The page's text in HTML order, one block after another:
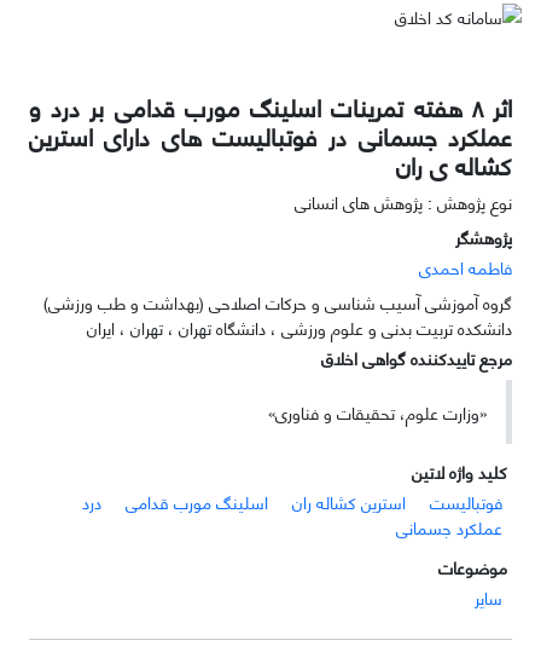
اثر ۸ هفته تمرینات اسلینگ مورب قدامی بر درد و
عملکرد جسمانی در فوتبالیست های دارای استرین
کشاله ی ران
نوع پژوهش : پژوهش های انسانی
پژوهشگر
فاطمه احمدی
گروه آموزشی آسیب شناسی و حرکات اصلاحی (بهداشت و طب ورزشی)
دانشکده تربیت بدنی و علوم ورزشی ، دانشگاه تهران ، تهران ، ایران
مرجع تاییدکننده گواهی اخلاق
«وزارت علوم، تحقیقات و فناوری»
کلید واژه لاتین
فوتبالیست
استرین کشاله ران اسلینگ مورب قدامی
درد
عملکرد جسمانی
موضوعات
سایر